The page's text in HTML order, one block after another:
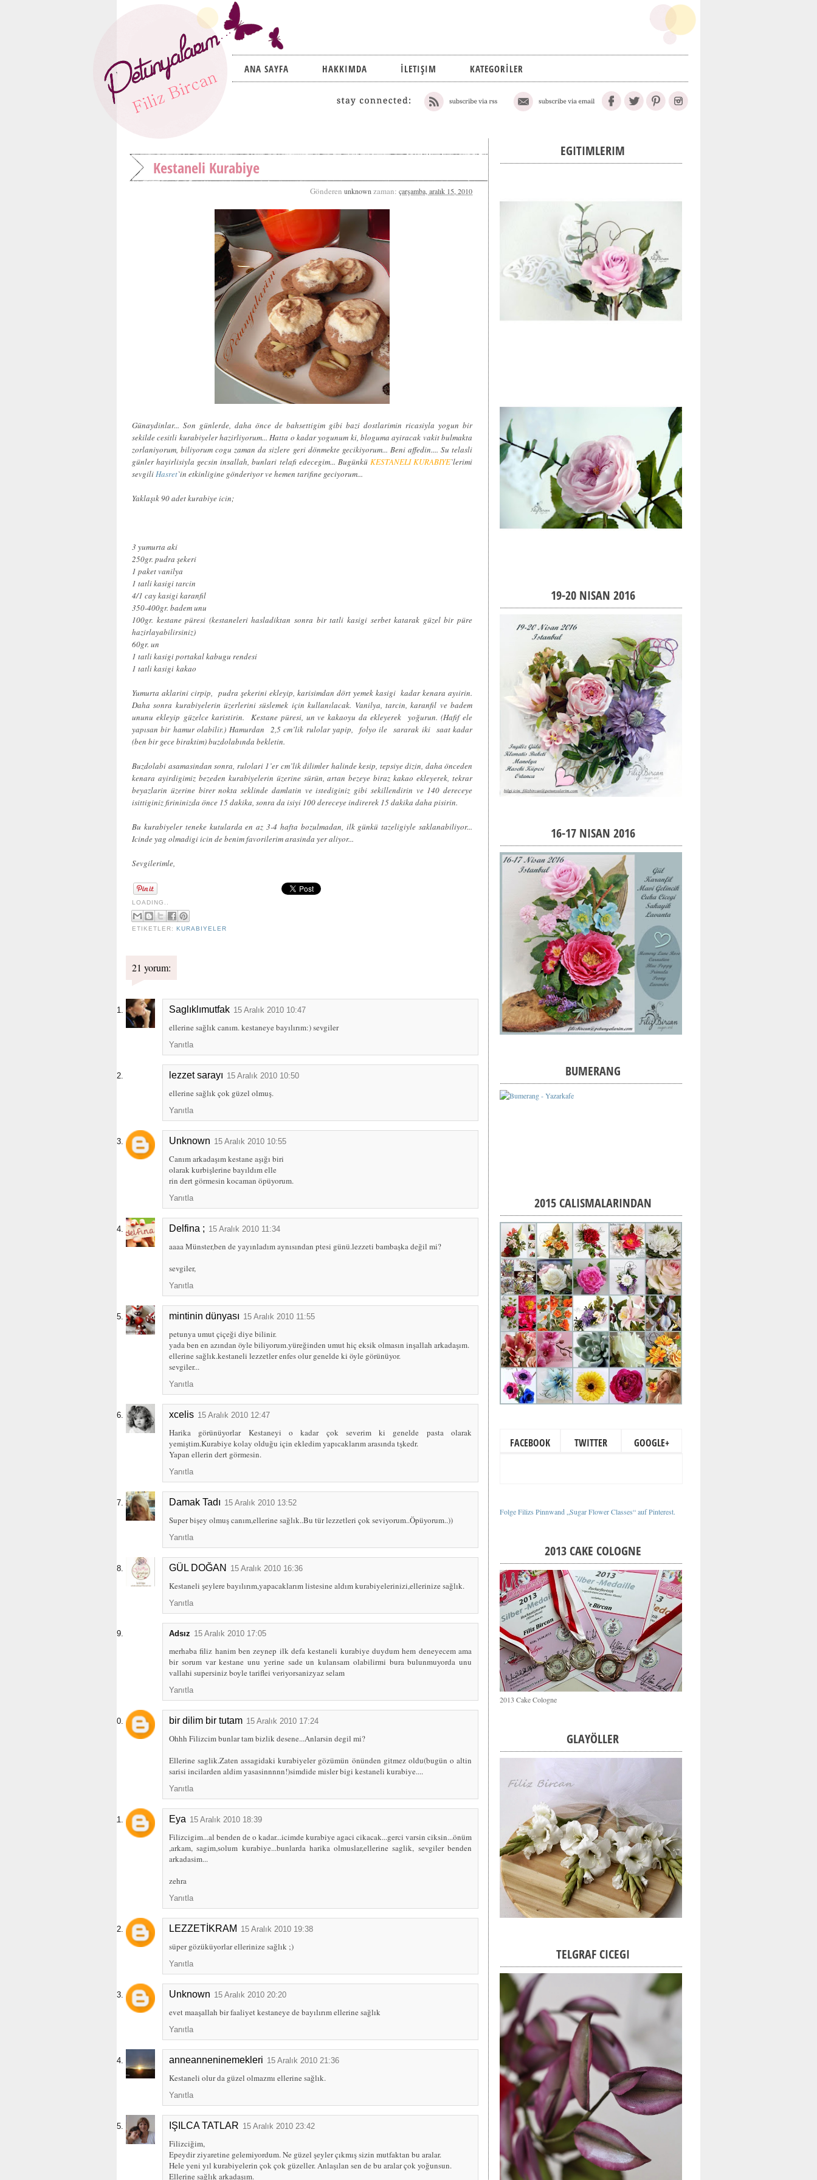
ANA SAYFA HAKKIMDA İLETIŞIM KATEGORİLER
Kestaneli Kurabiye
Gönderen unknown zaman: çarşamba, aralık 15, 2010
Günaydinlar... Son günlerde, daha önce de bahsettigim gibi bazi dostlarimin ricasiyla yogun bir
sekilde cesitli kurabiyeler hazirliyorum... Hatta o kadar yogunum ki, bloguma ayiracak vakit bulmakta
zorlaniyorum, biliyorum cogu zaman da sizlere geri dönmekte gecikiyorum... Beni affedin.... Su telasli
günler hayirlisiyla gecsin insallah, bunlari telafi edecegim... Bugünkü KESTANELI KURABIYE`lerimi
sevgiliHasret`in etkinligine gönderiyor ve hemen tarifine geciyorum...
Yaklaşık 90 adet kurabiye icin;
3 yumurta aki
250gr. pudra şekeri
1 paket vanilya
1 tatli kasigi tarcin
4/1 cay kasigi karanfil
350-400gr. badem unu
100gr. kestane püresi (kestaneleri hasladiktan sonra bir tatli kasigi serbet katarak güzel bir püre
hazirlayabilirsiniz)
60gr. un
1 tatli kasigi portakal kabugu rendesi
1 tatli kasigi kakao
Yumurta aklarini cirpip, pudra şekerini ekleyip, karisimdan dört yemek kasigi kadar kenara ayıirin.
Daha sonra kurabiyelerin üzerlerini süslemek için kullanılacak. Vanilya, tarcin, karanfil ve badem
ununu ekleyip güzelce karistirin. Kestane püresi, un ve kakaoyu da ekleyerek yoğurun. (Hafif ele
yapısan bir hamur olabilir.) Hamurdan 2,5 cm’lik rulolar yapip, folyo ile sararak iki saat kadar
(ben bir gece biraktim) buzdolabında bekletin.
Buzdolabi asamasindan sonra, rulolari 1’er cm’lik dilimler halinde kesip, tepsiye dizin, daha önceden
kenara ayirdigimiz bezeden kurabiyelerin üzerine sürün, artan bezeye biraz kakao ekleyerek, tekrar
beyazlarin üzerine birer nokta seklinde damlatin ve istediginiz gibi sekillendirin ve 140 dereceye
isittiginiz firininizda önce 15 dakika, sonra da isiyi 100 dereceye indirerek 15 dakika daha pisirin.
Bu kurabiyeler teneke kutularda en az 3-4 hafta bozulmadan, ilk günkü tazeligiyle saklanabiliyor...
Icinde yag olmadigi icin de benim favorilerim arasinda yer aliyor...
Sevgilerimle,
LOADING..
ETIKETLER:KURABIYELER
21 yorum:
Saglıklımutfak 15 Aralık 2010 10:47
ellerine sağlık canım. kestaneye bayılırım:) sevgiler
Yanıtla
lezzet sarayı 15 Aralık 2010 10:50
ellerine sağlık çok güzel olmuş.
Yanıtla
Unknown 15 Aralık 2010 10:55
Canım arkadaşım kestane aşığı biri
olarak kurbişlerine bayıldım elle
rin dert görmesin kocaman öpüyorum.
Yanıtla
Delfina ; 15 Aralık 2010 11:34
aaaa Münster,ben de yayınladım aynısından ptesi günü.lezzeti bambaşka değil mi?
sevgiler,
Yanıtla
mintinin dünyası 15 Aralık 2010 11:55
petunya umut çiçeği diye bilinir.
yada ben en azından öyle biliyorum.yüreğinden umut hiç eksik olmasın inşallah arkadaşım.
ellerine sağlık.kestaneli lezzetler enfes olur genelde ki öyle görünüyor.
sevgiler...
Yanıtla
xcelis 15 Aralık 2010 12:47
Harika görünüyorlar Kestaneyi o kadar çok severim ki genelde pasta olarak
yemiştim.Kurabiye kolay olduğu için ekledim yapıcaklarım arasında tşkedr.
Yapan ellerin dert görmesin.
Yanıtla
Damak Tadı 15 Aralık 2010 13:52
Super bişey olmuş canım,ellerine sağlık..Bu tür lezzetleri çok seviyorum..Öpüyorum..))
Yanıtla
GÜL DOĞAN 15 Aralık 2010 16:36
Kestaneli şeylere bayılırım,yapacaklarım listesine aldım kurabiyelerinizi,ellerinize sağlık.
Yanıtla
Adsız 15 Aralık 2010 17:05
merhaba filiz hanim ben zeynep ilk defa kestaneli kurabiye duydum hem deneyecem ama
bir sorum var kestane unu yerine sade un kulansam olabilirmi bura bulunmuyorda unu
vallahi supersiniz boyle tariflei veriyorsanizyaz selam
Yanıtla
bir dilim bir tutam 15 Aralık 2010 17:24
Ohhh Filizcim bunlar tam bizlik desene...Anlarsin degil mi?
Ellerine saglik.Zaten assagidaki kurabiyeler gözümün önünden gitmez oldu(bugün o altin
sarisi incilarden aldim yasasinnnnn!)simdide misler bigi kestaneli kurabiye....
Yanıtla
Eya 15 Aralık 2010 18:39
Filizcigim...al benden de o kadar...icimde kurabiye agaci cikacak...gerci varsin ciksin...önüm
,arkam, sagim,solum kurabiye...bunlarda harika olmuslar,ellerine saglik, sevgiler benden
arkadasim...
zehra
Yanıtla
LEZZETİKRAM 15 Aralık 2010 19:38
süper gözüküyorlar ellerinize sağlık ;)
Yanıtla
Unknown 15 Aralık 2010 20:20
evet maaşallah bir faaliyet kestaneye de bayılırım ellerine sağlık
Yanıtla
anneanneninemekleri 15 Aralık 2010 21:36
Kestaneli olur da güzel olmazmı ellerine sağlık.
Yanıtla
IŞILCA TATLAR 15 Aralık 2010 23:42
Filizciğim,
Epeydir ziyaretine gelemiyordum. Ne güzel şeyler çıkmış sizin mutfaktan bu aralar.
Hele yeni yıl kurabiyelerin çok çok güzeller. Anlaşılan sen de bu aralar çok yoğunsun.
Ellerine sağlık arkadaşım.
EGITIMLERIM
19-20 NISAN 2016
16-17 NISAN 2016
BUMERANG
2015 CALISMALARINDAN
FACEBOOK TWITTER GOOGLE+
Folge Filizs Pinnwand „Sugar Flower Classes“ auf Pinterest.
2013 CAKE COLOGNE
2013 Cake Cologne
GLAYÖLLER
TELGRAF CICEGI